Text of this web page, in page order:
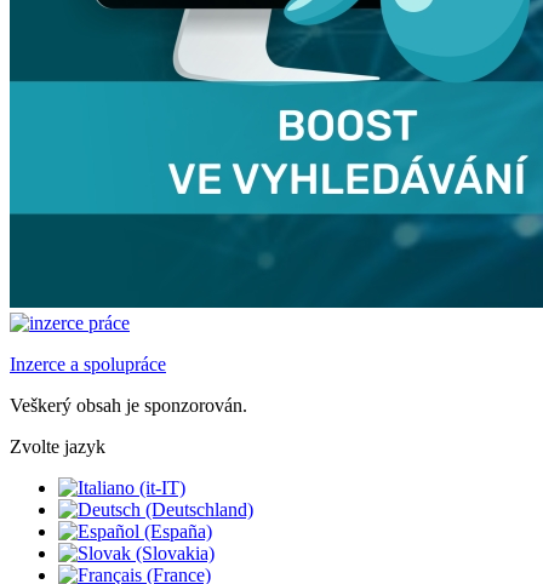
Inzerce a spolupráce
Veškerý obsah je sponzorován.
Zvolte jazyk